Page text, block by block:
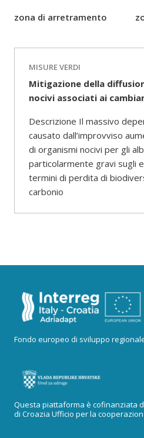
zona di arretramento
MISURE VERDI
Mitigazione della
nocivi associati ai
Descrizione Il massivo
causato dall’improvviso
di organismi nocivi per gli
particolarmente gravi sugli
termini di perdita di
carbonio
Fondo europeo di sviluppo
Questa piattaforma è cofinanziata
di Croazia Ufficio per la